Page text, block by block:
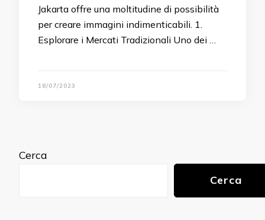
Jakarta offre una moltitudine di possibilità
per creare immagini indimenticabili. 1.
Esplorare i Mercati Tradizionali Uno dei …
18/07/2023
Cerca
Cerca